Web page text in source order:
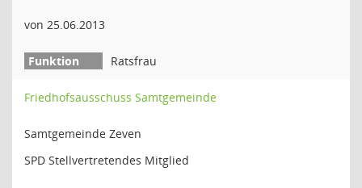
von 25.06.2013
Ratsfrau
Friedhofsausschuss Samtgemeinde
Samtgemeinde Zeven
SPD Stellvertretendes Mitglied